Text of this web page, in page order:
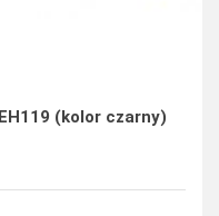
(kolor czarny)